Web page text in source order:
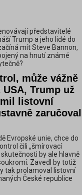
představitelé
Trump a jeho lidé do
mít Steve Bannon,
na hnutí známé
může vážně
Trump už
listovní
zaručoval
Evropské unie, chce do
čili „šmírovací
by ale hlavně
Zavedl by totiž
tak prolamoval listovní
České republice